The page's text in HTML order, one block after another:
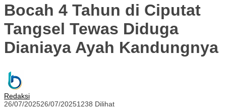
Bocah 4 Tahun di Ciputat
Tangsel Tewas Diduga
Dianiaya Ayah Kandungnya
Redaksi
26/07/202526/07/20251238 Dilihat